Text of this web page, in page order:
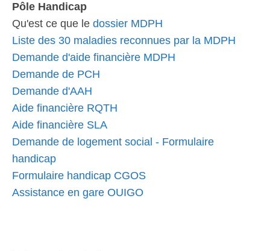
Pôle Handicap
Qu'est ce que le dossier MDPH
Liste des 30 maladies reconnues par la MDPH
Demande d'aide financière MDPH
Demande de PCH
Demande d'AAH
Aide financière RQTH
Aide financière SLA
Demande de logement social - Formulaire
handicap
Formulaire handicap CGOS
Assistance en gare OUIGO